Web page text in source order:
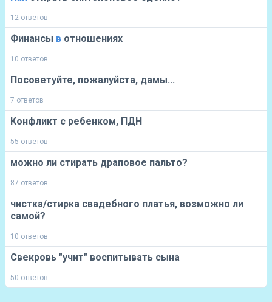
12 ответов
Финансы в отношениях
10 ответов
Посоветуйте, пожалуйста, дамы...
7 ответов
Конфликт с ребенком, ПДН
55 ответов
можно ли стирать драповое пальто?
87 ответов
чистка/стирка свадебного платья, возможно ли
самой?
10 ответов
Свекровь "учит" воспитывать сына
50 ответов